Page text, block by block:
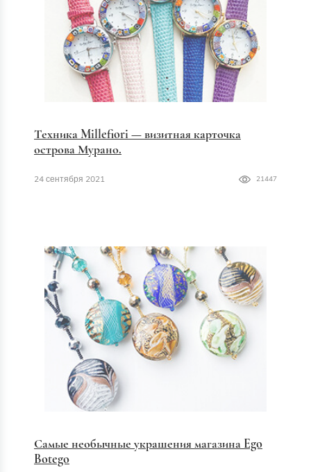
Техника Millefiori — визитная карточка
острова Мурано.
24 сентября 2021 21447
Самые необычные украшения магазина Ego
Botego